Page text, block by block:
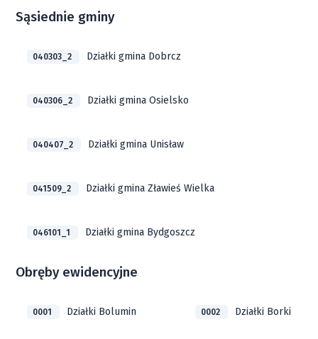
Sąsiednie gminy
040303_2 Działki gmina Dobrcz
040306_2 Działki gmina Osielsko
040407_2 Działki gmina Unisław
041509_2 Działki gmina Zławieś Wielka
046101_1 Działki gmina Bydgoszcz
Obręby ewidencyjne
0001 Działki Bolumin 0002 Działki Borki